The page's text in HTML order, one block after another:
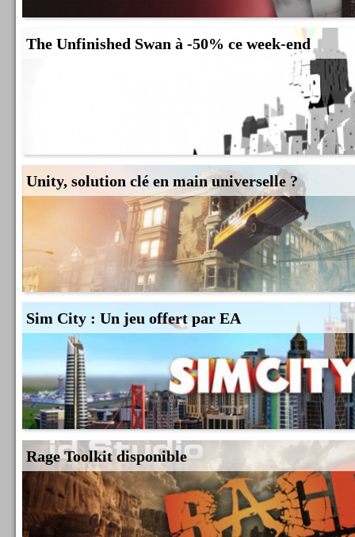
The Unfinished Swan à -50% ce week-end
Unity, solution clé en main universelle ?
Sim City : Un jeu offert par EA
Rage Toolkit disponible